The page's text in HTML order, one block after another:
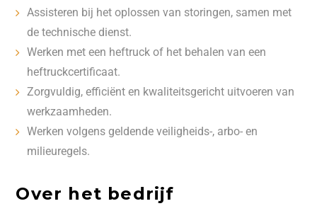
Assisteren bij het oplossen van storingen, samen met
de technische dienst.
Werken met een heftruck of het behalen van een
heftruckcertificaat.
Zorgvuldig, efficiënt en kwaliteitsgericht uitvoeren van
werkzaamheden.
Werken volgens geldende veiligheids-, arbo- en
milieuregels.
Over het bedrijf